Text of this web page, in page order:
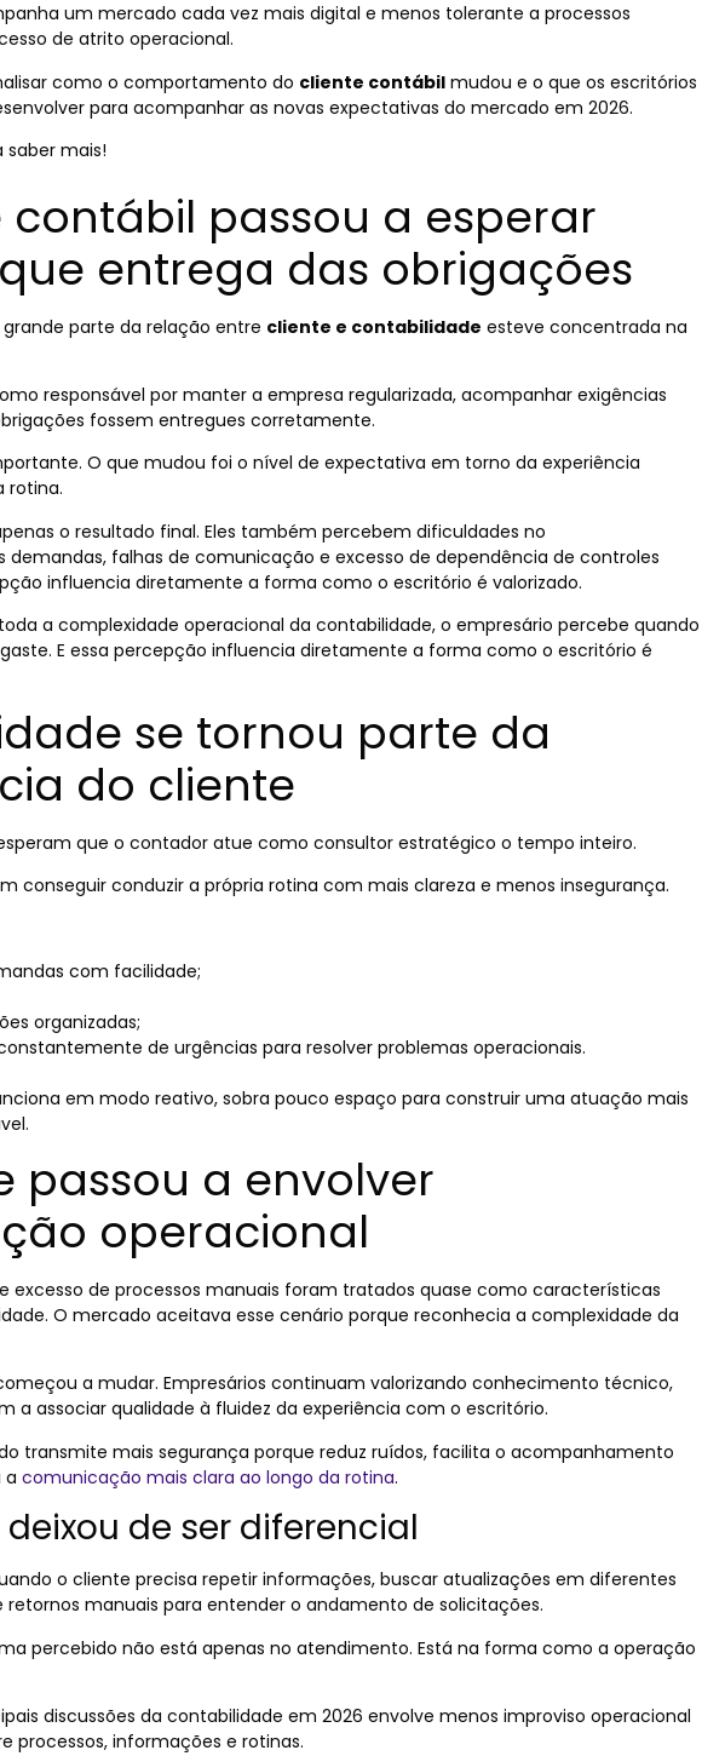
um mercado cada vez mais digital e menos tolerante a processos
de atrito operacional.
como o comportamento do cliente contábil mudou e o que os escritórios
para acompanhar as novas expectativas do mercado em 2026.
saber mais!
contábil passou a esperar
entrega das obrigações
parte da relação entre cliente e contabilidade esteve concentrada na
responsável por manter a empresa regularizada, acompanhar exigências
fossem entregues corretamente.
O que mudou foi o nível de expectativa em torno da experiência
rotina.
o resultado final. Eles também percebem dificuldades no
falhas de comunicação e excesso de dependência de controles
influencia diretamente a forma como o escritório é valorizado.
a complexidade operacional da contabilidade, o empresário percebe quando
E essa percepção influencia diretamente a forma como o escritório é
se tornou parte da
do cliente
que o contador atue como consultor estratégico o tempo inteiro.
conseguir conduzir a própria rotina com mais clareza e menos insegurança.
com facilidade;
organizadas;
de urgências para resolver problemas operacionais.
em modo reativo, sobra pouco espaço para construir uma atuação mais
passou a envolver
operacional
excesso de processos manuais foram tratados quase como características
O mercado aceitava esse cenário porque reconhecia a complexidade da
a mudar. Empresários continuam valorizando conhecimento técnico,
a associar qualidade à fluidez da experiência com o escritório.
transmite mais segurança porque reduz ruídos, facilita o acompanhamento
a comunicação mais clara ao longo da rotina.
de ser diferencial
o cliente precisa repetir informações, buscar atualizações em diferentes
retornos manuais para entender o andamento de solicitações.
percebido não está apenas no atendimento. Está na forma como a operação
discussões da contabilidade em 2026 envolve menos improviso operacional
processos, informações e rotinas.